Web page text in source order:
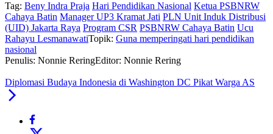
Tag: Beny Indra Praja Hari Pendidikan Nasional Ketua PSBNRW
Cahaya Batin Manager UP3 Kramat Jati PLN Unit Induk Distribusi
(UID) Jakarta Raya Program CSR PSBNRW Cahaya Batin Ucu
Rahayu LesmanawatiTopik: Guna memperingati hari pendidikan
nasional
Penulis: Nonnie ReringEditor: Nonnie Rering
Diplomasi Budaya Indonesia di Washington DC Pikat Warga AS